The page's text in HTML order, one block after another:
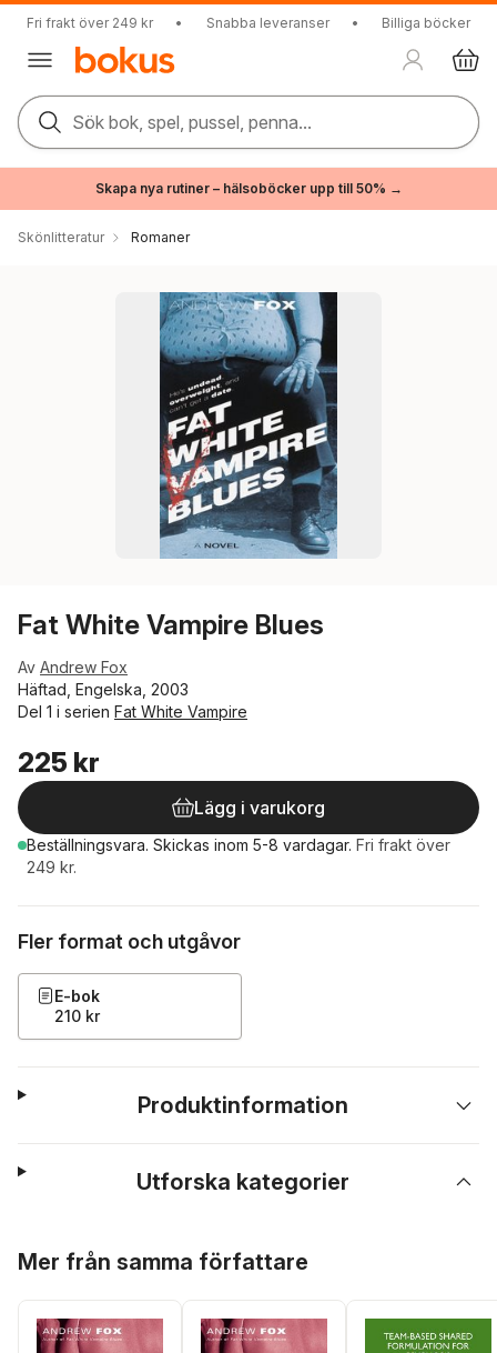
Fri frakt över 249 kr • Snabba leveranser • Billiga böcker
Sök bok, spel, pussel, penna...
Skapa nya rutiner – hälsoböcker upp till 50% →
Skönlitteratur Romaner
Fat White Vampire Blues
Av Andrew Fox
Häftad, Engelska, 2003
Del 1 i serien Fat White Vampire
225 kr
Lägg i varukorg
Beställningsvara. Skickas inom 5-8 vardagar. Fri frakt över
249 kr.
Fler format och utgåvor
E-bok
210 kr
Produktinformation
Utforska kategorier
Mer från samma författare